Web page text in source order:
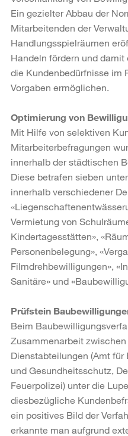
Ein gezielter Abbau der
Mitarbeitenden der
Handlungsspielräumen
Handeln fördern und damit
die Kundenbedürfnisse im
Vorgaben ermöglichen.
Optimierung von
Mit Hilfe von selektiven
Mitarbeiterbefragungen
innerhalb der städtischen
Diese betrafen sieben
innerhalb verschiedener
Vermietung von
Kindertagesstätten»,
Personenbelegung»,
Filmdrehbewilligungen»,
Sanitäre» und
Prüfstein
Beim
Zusammenarbeit
Dienstabteilungen (Amt
und Gesundheitsschutz,
Feuerpolizei) unter die
diesbezügliche
ein positives Bild der
erkannte man aufgrund